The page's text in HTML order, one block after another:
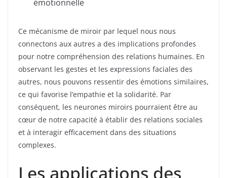
émotionnelle
Ce mécanisme de miroir par lequel nous nous
connectons aux autres a des implications profondes
pour notre compréhension des relations humaines. En
observant les gestes et les expressions faciales des
autres, nous pouvons ressentir des émotions similaires,
ce qui favorise l’empathie et la solidarité. Par
conséquent, les neurones miroirs pourraient être au
cœur de notre capacité à établir des relations sociales
et à interagir efficacement dans des situations
complexes.
Les applications des